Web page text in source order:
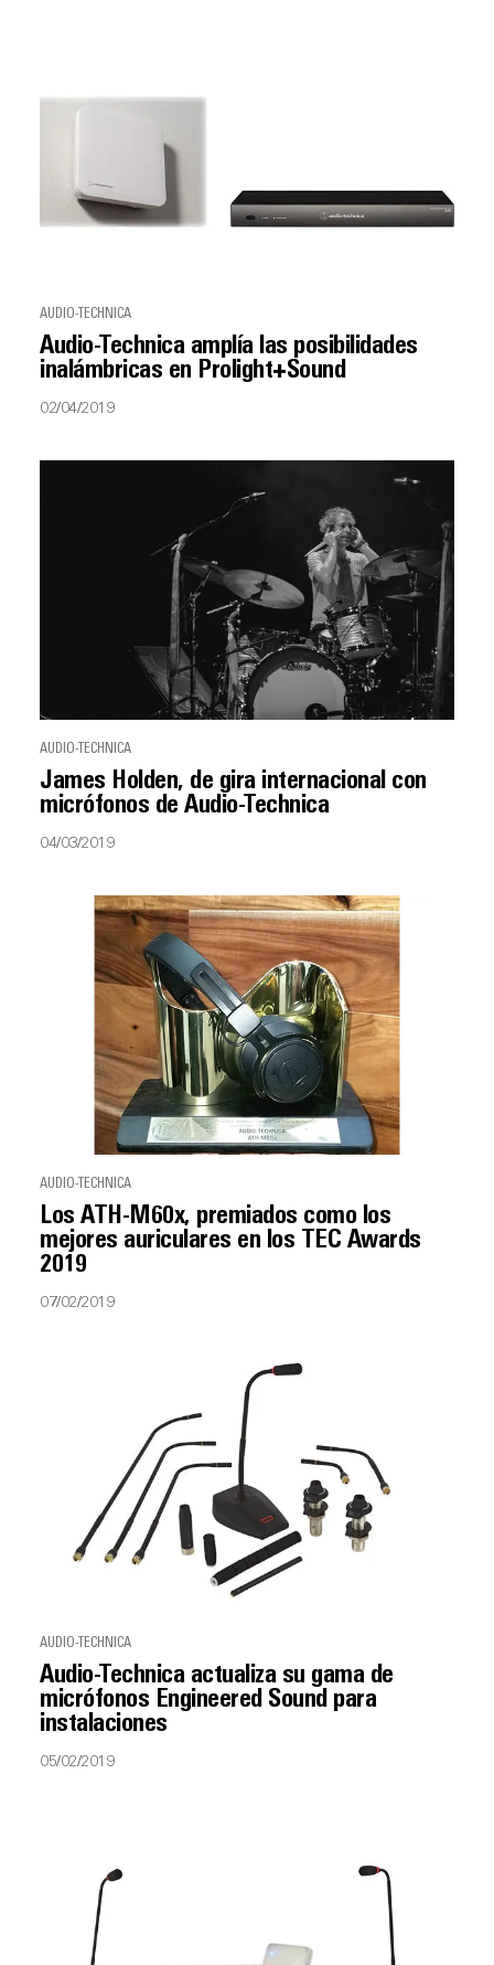
AUDIO-TECHNICA
Audio-Technica amplía las posibilidades
inalámbricas en Prolight+Sound
02/04/2019
AUDIO-TECHNICA
James Holden, de gira internacional con
micrófonos de Audio-Technica
04/03/2019
AUDIO-TECHNICA
Los ATH-M60x, premiados como los
mejores auriculares en los TEC Awards
2019
07/02/2019
AUDIO-TECHNICA
Audio-Technica actualiza su gama de
micrófonos Engineered Sound para
instalaciones
05/02/2019